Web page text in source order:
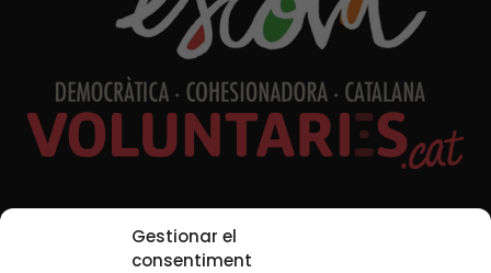
Gestionar el
consentiment
Xarxes Socials